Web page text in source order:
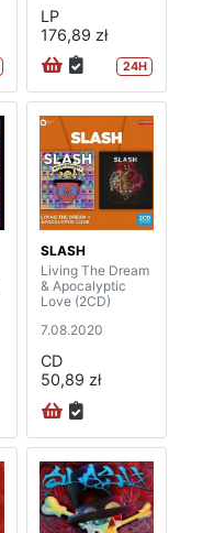
LP
176,89 zł
24H
SLASH
Living The Dream
& Apocalyptic
Love (2CD)
7.08.2020
CD
50,89 zł